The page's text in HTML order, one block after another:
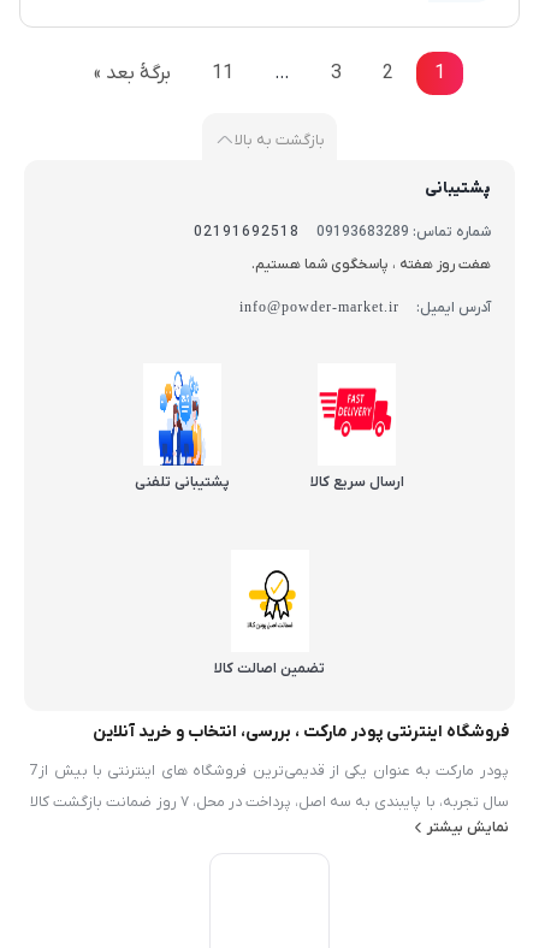
1
2
3
…
11 برگهٔ بعد »
بازگشت به بالا
پشتیبانی
شماره تماس: 09193683289
02191692518
هفت روز هفته ، پاسخگوی شما هستیم.
آدرس ایمیل: info@powder-market.ir
ارسال سریع کالا پشتیبانی تلفنی
تضمین اصالت کالا
فروشگاه اینترنتی پودر مارکت ، بررسی، انتخاب و خرید آنلاین
پودر مارکت به عنوان یکی از قدیمی‌ترین فروشگاه های اینترنتی با بیش از7
سال تجربه، با پایبندی به سه اصل، پرداخت در محل، ۷ روز ضمانت بازگشت کالا
و تضمین اصل‌بودن کالا موفق شده تا همگام با فروشگاه‌های معتبر ايران، به
بزرگ‌ترین فروشگاه اینترنتی ایران تبدیل شود. به محض ورود به سایت پودر
نمایش بیشتر